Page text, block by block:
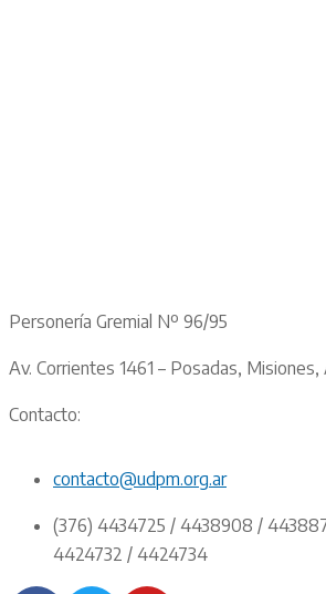
Personería Gremial Nº 96/95
Av. Corrientes 1461 – Posadas, Misiones,
Contacto:
contacto@udpm.org.ar
(376) 4434725 / 4438908 /
4424732 / 4424734